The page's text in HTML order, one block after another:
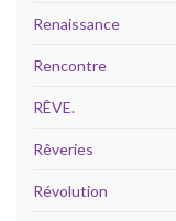
Renaissance
Rencontre
RÊVE.
Rêveries
Révolution